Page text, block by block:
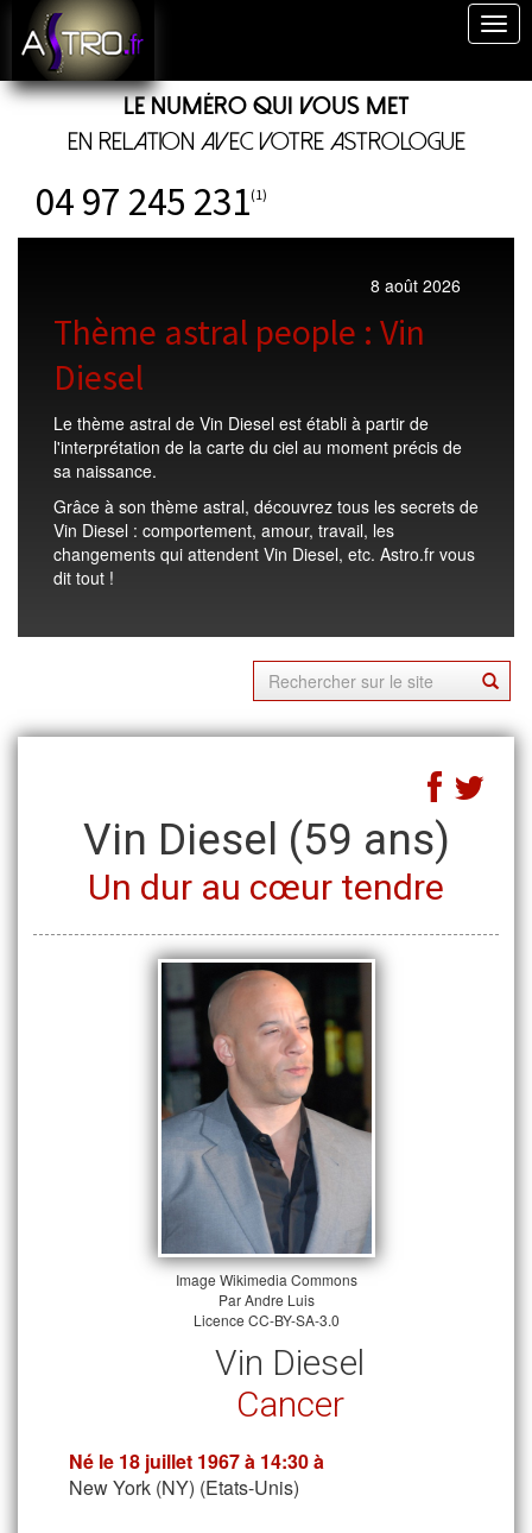
Le numéro qui vous met
en relation avec votre astrologue
04 97 245 231(1)
8 août 2026
Thème astral people : Vin
Diesel
Le thème astral de Vin Diesel est établi à partir de
l'interprétation de la carte du ciel au moment précis de
sa naissance.
Grâce à son thème astral, découvrez tous les secrets de
Vin Diesel : comportement, amour, travail, les
changements qui attendent Vin Diesel, etc. Astro.fr vous
dit tout !
Vin Diesel (59 ans)
Un dur au cœur tendre
Image Wikimedia Commons
ParAndre Luis
Licence CC-BY-SA-3.0
Vin Diesel
Cancer
Né le 18 juillet 1967à 14:30 à
New York (NY) (Etats-Unis)